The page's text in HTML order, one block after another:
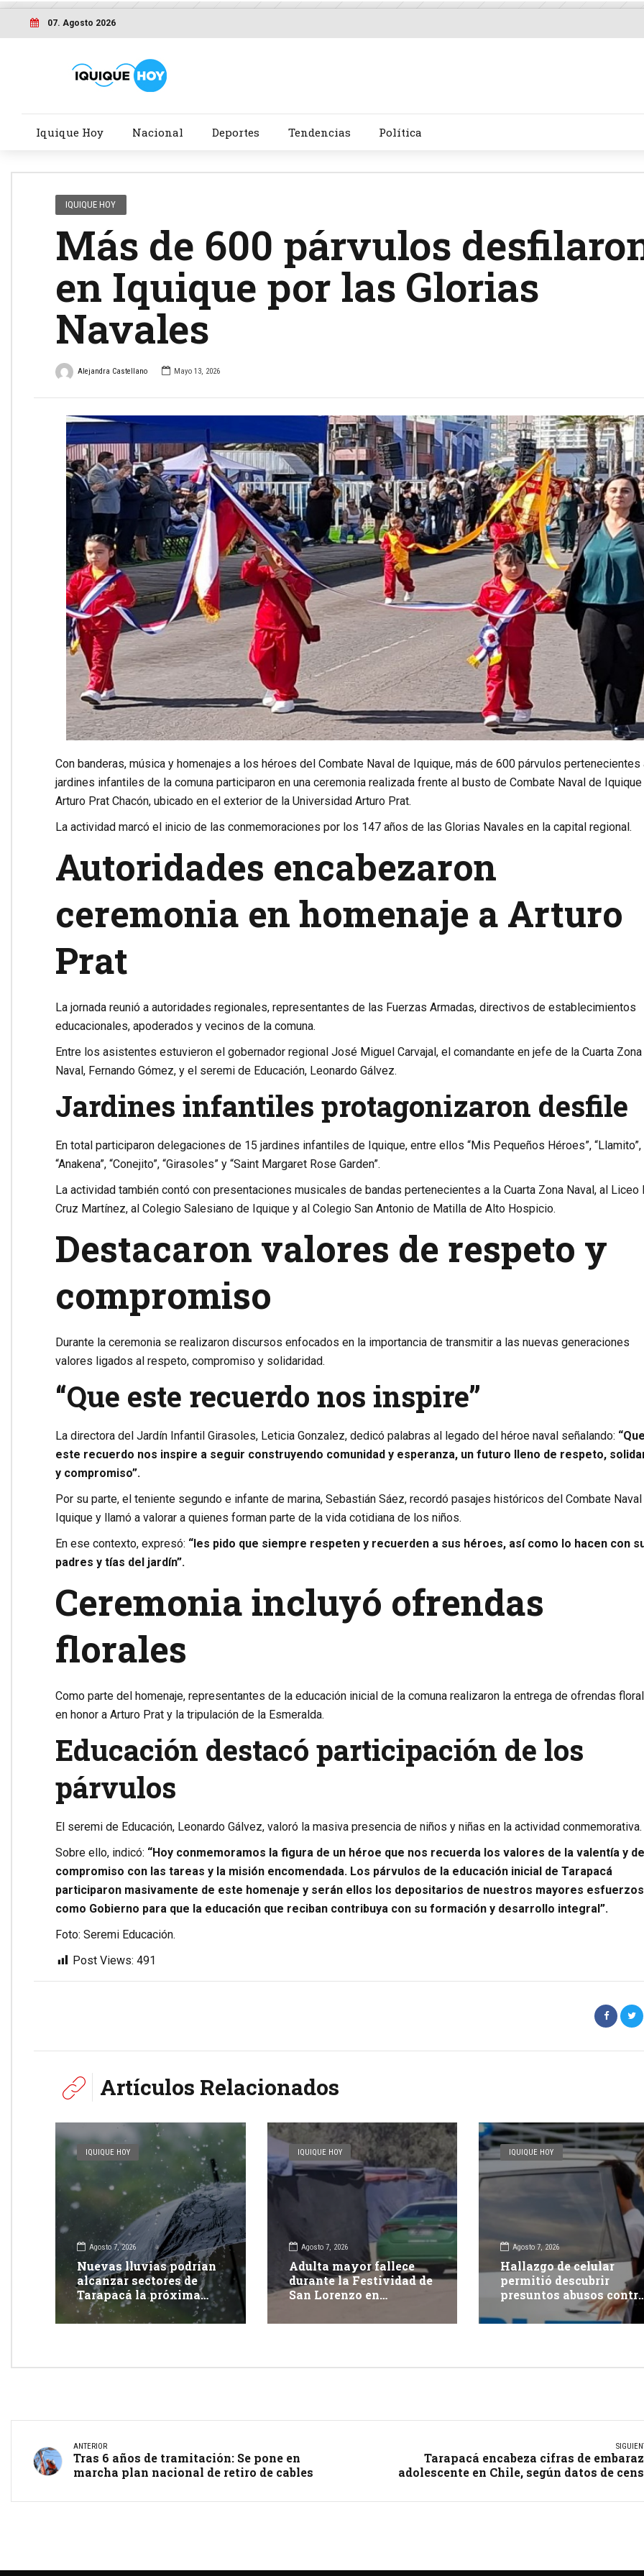
07. Agosto 2026
Iquique Hoy Nacional Deportes Tendencias Política
IQUIQUE HOY
Más de 600 párvulos
en Iquique por las Glorias
Navales
Alejandra Castellano Mayo 13, 2026
Con banderas, música y homenajes a los héroes del Combate Naval de Iquique, más de 600 párvulos pertenecientes
jardines infantiles de la comuna participaron en una ceremonia realizada frente al busto de Combate Naval de Iquique
Arturo Prat Chacón, ubicado en el exterior de la Universidad Arturo Prat.
La actividad marcó el inicio de las conmemoraciones por los 147 años de las Glorias Navales en la capital regional.
Autoridades encabezaron
ceremonia en homenaje a Arturo
Prat
La jornada reunió a autoridades regionales, representantes de las Fuerzas Armadas, directivos de establecimientos
educacionales, apoderados y vecinos de la comuna.
Entre los asistentes estuvieron el gobernador regional José Miguel Carvajal, el comandante en jefe de la Cuarta Zona
Naval, Fernando Gómez, y el seremi de Educación, Leonardo Gálvez.
Jardines infantiles protagonizaron desfile
En total participaron delegaciones de 15 jardines infantiles de Iquique, entre ellos “Mis Pequeños Héroes”, “Llamito”,
“Anakena”, “Conejito”, “Girasoles” y “Saint Margaret Rose Garden”.
La actividad también contó con presentaciones musicales de bandas pertenecientes a la Cuarta Zona Naval, al Liceo
Cruz Martínez, al Colegio Salesiano de Iquique y al Colegio San Antonio de Matilla de Alto Hospicio.
Destacaron valores de respeto y
compromiso
Durante la ceremonia se realizaron discursos enfocados en la importancia de transmitir a las nuevas generaciones
valores ligados al respeto, compromiso y solidaridad.
“Que este recuerdo nos inspire”
La directora del Jardín Infantil Girasoles, Leticia Gonzalez, dedicó palabras al legado del héroe naval señalando:
este recuerdo nos inspire a seguir construyendo comunidad y esperanza, un futuro lleno de respeto,
y compromiso”.
Por su parte, el teniente segundo e infante de marina, Sebastián Sáez, recordó pasajes históricos del Combate
Iquique y llamó a valorar a quienes forman parte de la vida cotidiana de los niños.
En ese contexto, expresó: “les pido que siempre respeten y recuerden a sus héroes, así como lo hacen con
padres y tías del jardín”.
Ceremonia incluyó ofrendas
florales
Como parte del homenaje, representantes de la educación inicial de la comuna realizaron la entrega de ofrendas
en honor a Arturo Prat y la tripulación de la Esmeralda.
Educación destacó participación de los
párvulos
El seremi de Educación, Leonardo Gálvez, valoró la masiva presencia de niños y niñas en la actividad conmemorativa.
Sobre ello, indicó: “Hoy conmemoramos la figura de un héroe que nos recuerda los valores de la valentía y
compromiso con las tareas y la misión encomendada. Los párvulos de la educación inicial de Tarapacá
participaron masivamente de este homenaje y serán ellos los depositarios de nuestros mayores esfuerzos
como Gobierno para que la educación que reciban contribuya con su formación y desarrollo integral”.
Foto: Seremi Educación.
Post Views: 491
Artículos Relacionados
IQUIQUE HOY
Agosto 7, 2026
Nuevas lluvias podrían
alcanzar sectores de
Tarapacá la próxima
semana
IQUIQUE HOY
Agosto 7, 2026
Adulta mayor fallece
durante la Festividad de
San Lorenzo en
IQUIQUE HOY
Agosto 7, 2026
Hallazgo de celular
permitió descubrir
presuntos abusos
adolescente: dos
fueron detenidos
ANTERIOR
Tras 6 años de tramitación: Se pone en
marcha plan nacional de retiro de cables
Tarapacá encabeza cifras de
adolescente en Chile, según datos de